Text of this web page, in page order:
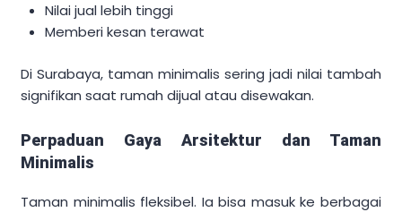
Nilai jual lebih tinggi
Memberi kesan terawat
Di Surabaya, taman minimalis sering jadi nilai tambah
signifikan saat rumah dijual atau disewakan.
Perpaduan Gaya Arsitektur dan Taman
Minimalis
Taman minimalis fleksibel. Ia bisa masuk ke berbagai